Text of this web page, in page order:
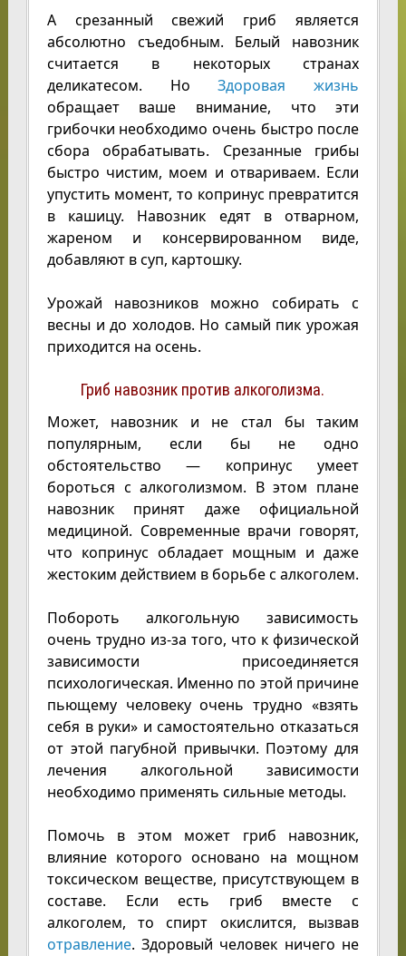
А срезанный свежий гриб является
абсолютно съедобным. Белый навозник
считается в некоторых странах
деликатесом. НоЗдоровая жизнь
обращает ваше внимание, что эти
грибочки необходимо очень быстро после
сбора обрабатывать. Срезанные грибы
быстро чистим, моем и отвариваем. Если
упустить момент, то копринус превратится
в кашицу. Навозник едят в отварном,
жареном и консервированном виде,
добавляют в суп, картошку.
Урожай навозников можно собирать с
весны и до холодов. Но самый пик урожая
приходится на осень.
Гриб навозник против алкоголизма.
Может, навозник и не стал бы таким
популярным, если бы не одно
обстоятельство — копринус умеет
бороться с алкоголизмом. В этом плане
навозник принят даже официальной
медициной. Современные врачи говорят,
что копринус обладает мощным и даже
жестоким действием в борьбе с алкоголем.
Побороть алкогольную зависимость
очень трудно из-за того, что к физической
зависимости присоединяется
психологическая. Именно по этой причине
пьющему человеку очень трудно «взять
себя в руки» и самостоятельно отказаться
от этой пагубной привычки. Поэтому для
лечения алкогольной зависимости
необходимо применять сильные методы.
Помочь в этом может гриб навозник,
влияние которого основано на мощном
токсическом веществе, присутствующем в
составе. Если есть гриб вместе с
алкоголем, то спирт окислится, вызвав
отравление. Здоровый человек ничего не